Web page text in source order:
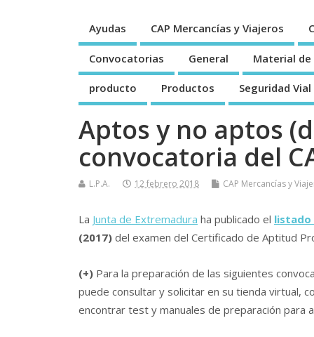
Ayudas CAP Mercancí­as y Viajeros
Convocatorias General Material
producto Productos Seguridad Vial
Aptos y no aptos
convocatoria del
L.P.A. 12 febrero 2018 CAP Mercancí­as y
La Junta de Extremadura ha publicado el listado
(2017) del examen del Certificado de Aptitud
(+) Para la preparación de las siguientes
puede consultar y solicitar en su tienda virtual,
encontrar test y manuales de preparación para